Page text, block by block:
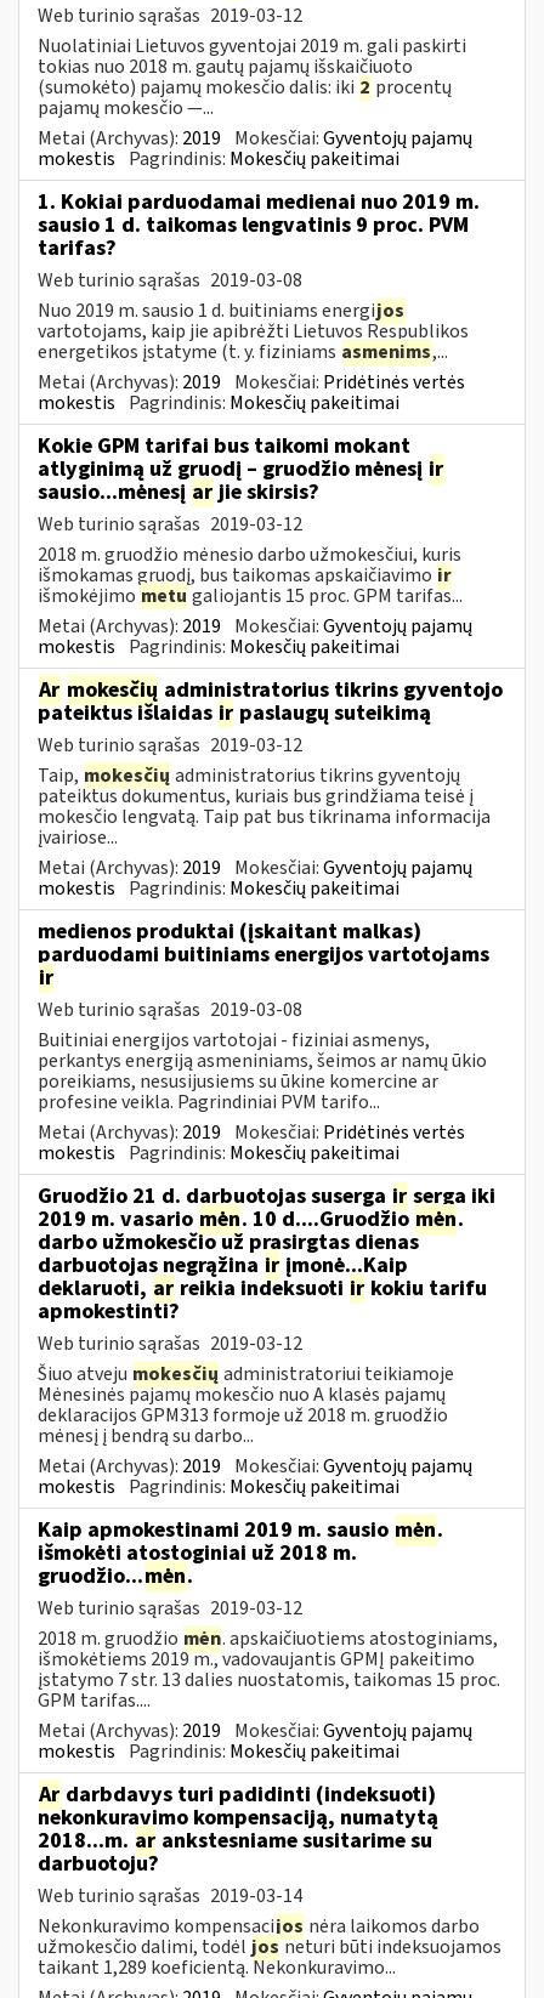
Web turinio sąrašas 2019-03-12
Nuolatiniai Lietuvos gyventojai 2019 m. gali paskirti
tokias nuo 2018 m. gautų pajamų išskaičiuoto
(sumokėto) pajamų mokesčio dalis: iki 2 procentų
pajamų mokesčio —...
Metai (Archyvas): 2019 Mokesčiai:Gyventojų pajamų
mokestis Pagrindinis: Mokesčių pakeitimai
1. Kokiai parduodamai medienai nuo 2019 m.
sausio 1 d. taikomas lengvatinis 9 proc. PVM
tarifas?
Web turinio sąrašas 2019-03-08
Nuo 2019 m. sausio 1 d. buitiniams energijos
vartotojams, kaip jie apibrėžti Lietuvos Respublikos
energetikos įstatyme (t. y. fiziniams asmenims,...
Metai (Archyvas): 2019 Mokesčiai: Pridėtinės vertės
mokestis Pagrindinis: Mokesčių pakeitimai
Kokie GPM tarifai bus taikomi mokant
atlyginimą už gruodį – gruodžio mėnesį ir
sausio...mėnesį arjie skirsis?
Web turinio sąrašas 2019-03-12
2018 m. gruodžio mėnesio darbo užmokesčiui, kuris
išmokamas gruodį, bus taikomas apskaičiavimo ir
išmokėjimo metu galiojantis 15 proc. GPM tarifas...
Metai (Archyvas): 2019 Mokesčiai:Gyventojų pajamų
mokestis Pagrindinis: Mokesčių pakeitimai
Ar mokesčių administratorius tikrins gyventojo
pateiktus išlaidas ir paslaugų suteikimą
Web turinio sąrašas 2019-03-12
Taip, mokesčių administratorius tikrins gyventojų
pateiktus dokumentus, kuriais bus grindžiama teisė į
mokesčio lengvatą. Taip pat bus tikrinama informacija
įvairiose...
Metai (Archyvas): 2019 Mokesčiai:Gyventojų pajamų
mokestis Pagrindinis: Mokesčių pakeitimai
medienos produktai (įskaitant malkas)
parduodami buitiniams energijos vartotojams
ir
Web turinio sąrašas 2019-03-08
Buitiniai energijos vartotojai - fiziniai asmenys,
perkantys energiją asmeniniams, šeimos ar namų ūkio
poreikiams, nesusijusiems su ūkine komercine ar
profesine veikla. Pagrindiniai PVM tarifo...
Metai (Archyvas): 2019 Mokesčiai: Pridėtinės vertės
mokestis Pagrindinis: Mokesčių pakeitimai
Gruodžio 21 d. darbuotojas suserga ir serga iki
2019 m. vasario mėn. 10 d....Gruodžio mėn.
darbo užmokesčio už prasirgtas dienas
darbuotojas negrąžina ir įmonė...Kaip
deklaruoti, ar reikia indeksuoti ir kokiu tarifu
apmokestinti?
Web turinio sąrašas 2019-03-12
Šiuo atveju mokesčių administratoriui teikiamoje
Mėnesinės pajamų mokesčio nuo A klasės pajamų
deklaracijos GPM313 formoje už 2018 m. gruodžio
mėnesį į bendrą su darbo...
Metai (Archyvas): 2019 Mokesčiai:Gyventojų pajamų
mokestis Pagrindinis: Mokesčių pakeitimai
Kaip apmokestinami 2019 m. sausio mėn.
išmokėti atostoginiai už 2018 m.
gruodžio...mėn.
Web turinio sąrašas 2019-03-12
2018 m. gruodžio mėn. apskaičiuotiems atostoginiams,
išmokėtiems 2019 m., vadovaujantis GPMĮ pakeitimo
įstatymo 7 str. 13 dalies nuostatomis, taikomas 15 proc.
GPM tarifas....
Metai (Archyvas): 2019 Mokesčiai:Gyventojų pajamų
mokestis Pagrindinis: Mokesčių pakeitimai
Ar darbdavys turi padidinti (indeksuoti)
nekonkuravimo kompensaciją, numatytą
2018...m. ar ankstesniame susitarime su
darbuotoju?
Web turinio sąrašas 2019-03-14
Nekonkuravimo kompensacijos nėra laikomos darbo
užmokesčio dalimi, todėl josneturi būti indeksuojamos
taikant 1,289 koeficientą. Nekonkuravimo...